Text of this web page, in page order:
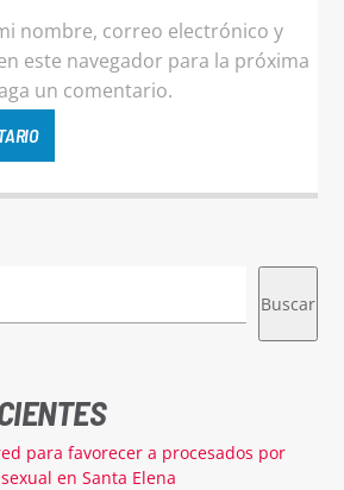
nombre, correo electrónico y
este navegador para la próxima
un comentario.
Buscar
para favorecer a procesados por
en Santa Elena